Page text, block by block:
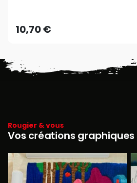
10,70 €
Rougier & vous
Vos créations graphiques